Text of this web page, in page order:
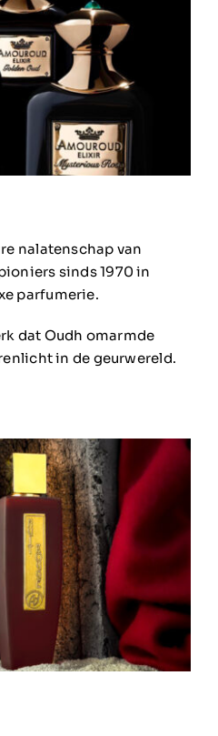
nalatenschap van
sinds 1970 in
parfumerie.
dat Oudh omarmde
in de geurwereld.